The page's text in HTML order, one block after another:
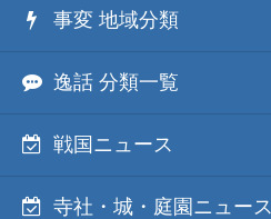
事変 地域分類
逸話 分類一覧
戦国ニュース
寺社・城・庭園ニュース